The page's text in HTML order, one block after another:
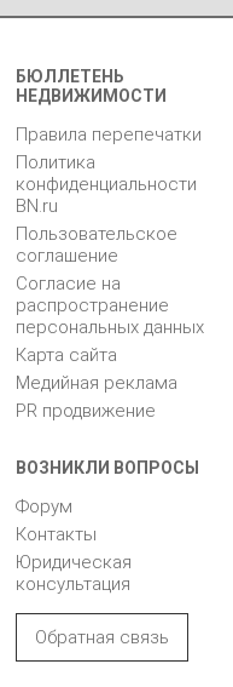
БЮЛЛЕТЕНЬ
НЕДВИЖИМОСТИ
Правила перепечатки
Политика
конфиденциальности
BN.ru
Пользовательское
соглашение
Согласие на
распространение
персональных данных
Карта сайта
Медийная реклама
PR продвижение
ВОЗНИКЛИ ВОПРОСЫ
Форум
Контакты
Юридическая
консультация
Обратная связь